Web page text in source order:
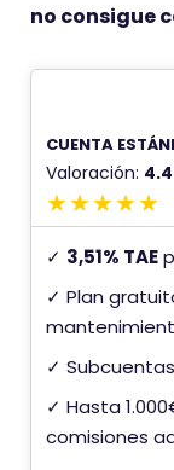
no consigue
CUENTA
Valoración: 4.4
✓ 3,51% TAE
✓ Plan
✓
✓ Hasta
comisiones